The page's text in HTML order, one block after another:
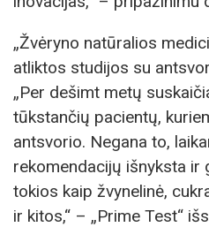
„Žvėryno natūralios
atliktos studijos su
„Per dešimt metų
tūkstančių pacientų,
antsvorio. Negana to,
rekomendacijų išnyksta ir
tokios kaip žvynelinė,
ir kitos,“ – „Prime Test“